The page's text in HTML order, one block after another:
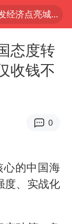
以“新”破局 首发经济点亮城市消费活力
我国编制完成新版全月地质图
台风白海豚即将进入48小时警戒线
80后女柜员逆袭成4200亿银行副行长
扎哈罗娃批广岛市长不提美国原子弹
女子利用漏洞0元薅走3000多件家电
态度转
收钱不
0
心的中国海
度、实战化